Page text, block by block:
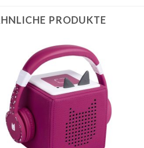
PRODUKTE